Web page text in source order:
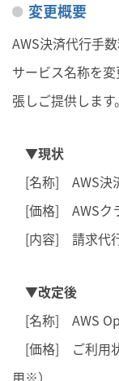
変更概要
AWS決済代行手
サービス名称を
張しご提供します。
▼現状
[名称] AWS決
[価格] AWSク
[内容] 請求代
▼改定後
[名称] AWS
[価格] ご利用
用※）